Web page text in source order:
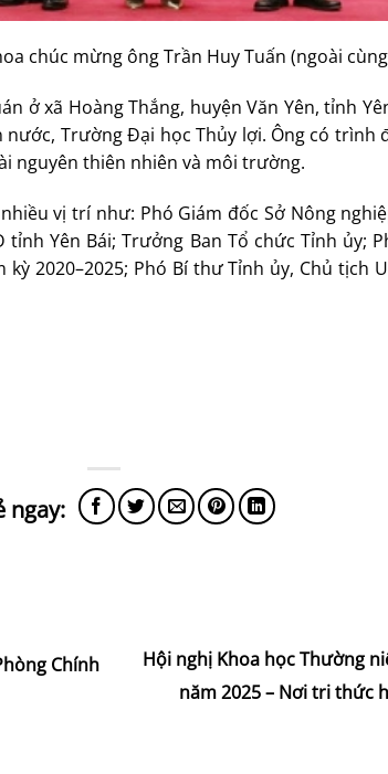
chúc mừng ông Trần Huy Tuấn (ngoài
ở xã Hoàng Thắng, huyện Văn Yên, tỉnh
Trường Đại học Thủy lợi. Ông có trình
nguyên thiên nhiên và môi trường.
vị trí như: Phó Giám đốc Sở Nông
tỉnh Yên Bái; Trưởng Ban Tổ chức Tỉnh ủy;
2020–2025; Phó Bí thư Tỉnh ủy, Chủ tịch
Chính
Hội nghị Khoa học Thường
năm 2025 – Nơi tri thức